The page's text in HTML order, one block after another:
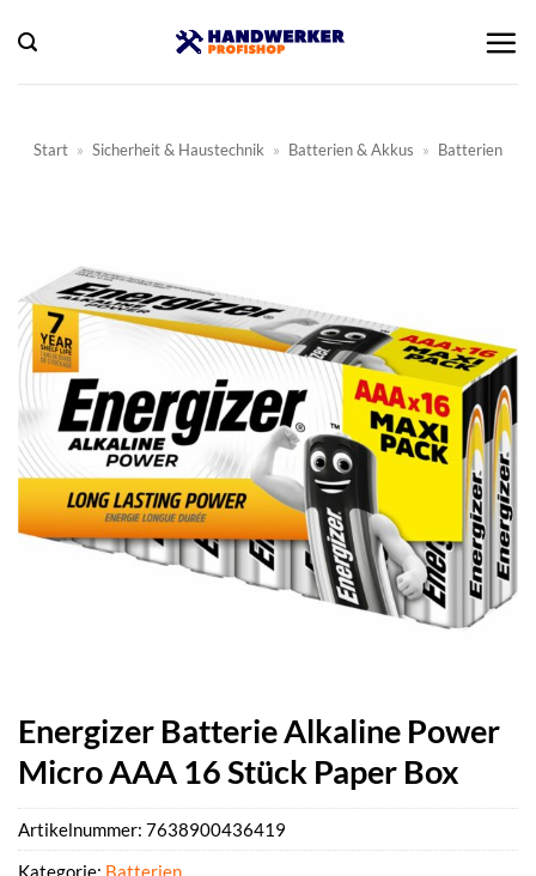
Inhalt
springen
Start » Sicherheit & Haustechnik » Batterien & Akkus » Batterien
Energizer Batterie Alkaline Power
Micro AAA 16 Stück Paper Box
Artikelnummer: 7638900436419